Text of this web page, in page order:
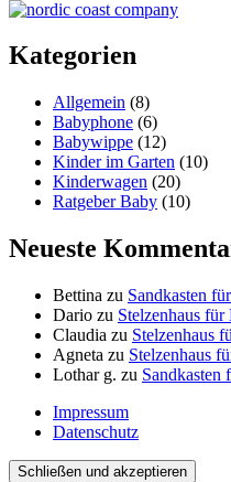
Kategorien
Allgemein (8)
Babyphone (6)
Babywippe (12)
Kinder im Garten (10)
Kinderwagen (20)
Ratgeber Baby (10)
Neueste
Bettina zu Sandkasten
Dario zu Stelzenhaus
Claudia zu Stelzenhaus
Agneta zu Stelzenhaus
Lothar g. zu Sandkasten
Impressum
Datenschutz